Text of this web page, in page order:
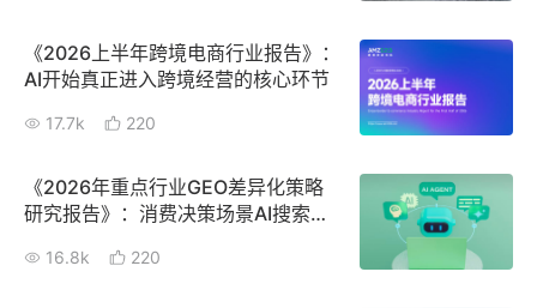
AllValue 战略合作
产品更新动态 帮助中心
行业洞察
《2026上半年跨境电商行业报告》：
AI开始真正进入跨境经营的核心环节
17.7k 220
《2026年重点行业GEO差异化策略
研究报告》：消费决策场景AI搜索洞
16.8k 220